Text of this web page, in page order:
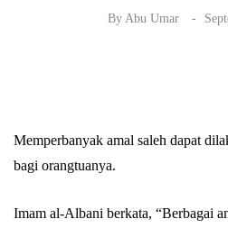
By Abu Umar
Memperbanyak amal saleh dapat
bagi orangtuanya.
Imam al-Albani berkata, “Berbagai